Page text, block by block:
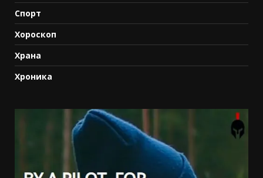
Спорт
Хороскоп
Храна
Хроника